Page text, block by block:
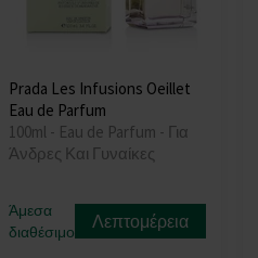
Prada Les Infusions Oeillet
Eau de Parfum
100ml - Eau de Parfum - Για
Άνδρες Και Γυναίκες
Άμεσα
διαθέσιμο
Λεπτομέρεια